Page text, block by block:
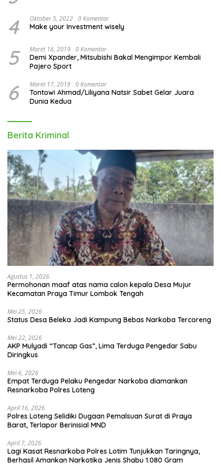
4 Oktober 5, 2022 0 Komentar
Make your Investment wisely
5 Maret 16, 2019 0 Komentar
Demi Xpander, Mitsubishi Bakal Mengimpor Kembali
Pajero Sport
6 Maret 17, 2019 0 Komentar
Tontowi Ahmad/Liliyana Natsir Sabet Gelar Juara
Dunia Kedua
Berita Kriminal
Agustus 1, 2026
Permohonan maaf atas nama calon kepala Desa Mujur
Kecamatan Praya Timur Lombok Tengah
Mei 25, 2026
Status Desa Beleka Jadi ‎Kampung Bebas Narkoba Tercoreng
Mei 22, 2026
AKP Mulyadi “Tancap Gas”, Lima Terduga Pengedar Sabu
Diringkus
Mei 6, 2026
Empat Terduga Pelaku Pengedar Narkoba diamankan
Resnarkoba Polres Loteng
April 16, 2026
Polres Loteng Selidiki Dugaan Pemalsuan Surat di Praya
Barat, Terlapor Berinisial MND
April 7, 2026
Lagi Kasat Resnarkoba Polres Lotim Tunjukkan Taringnya,
Berhasil Amankan Narkotika Jenis Shabu 1.080 Gram